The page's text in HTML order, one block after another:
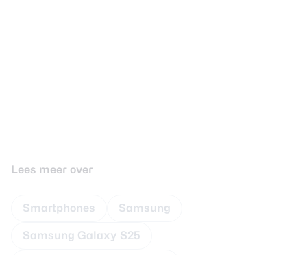
Lees meer over
Smartphones Samsung
Samsung Galaxy S25